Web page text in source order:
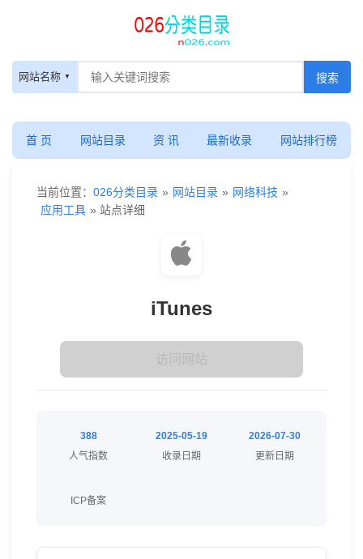
网站名称
首 页 网站目录 资 讯 最新收录 网站排行榜
当前位置： 026分类目录 » 网站目录 » 网络科技 »
应用工具 » 站点详细
iTunes
访问网站
388
人气指数
2025-05-19
收录日期
2026-07-30
更新日期
ICP备案